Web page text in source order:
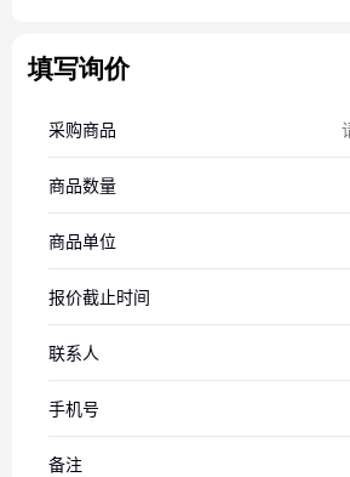
填写询价